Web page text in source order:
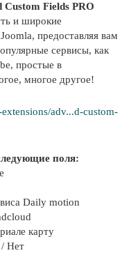
Custom Fields PRO
и широкие
предоставляя вам
сервисы, как
простые в
многое другое!
adv...d-custom-
поля:
Daily motion
карту
/ Нет